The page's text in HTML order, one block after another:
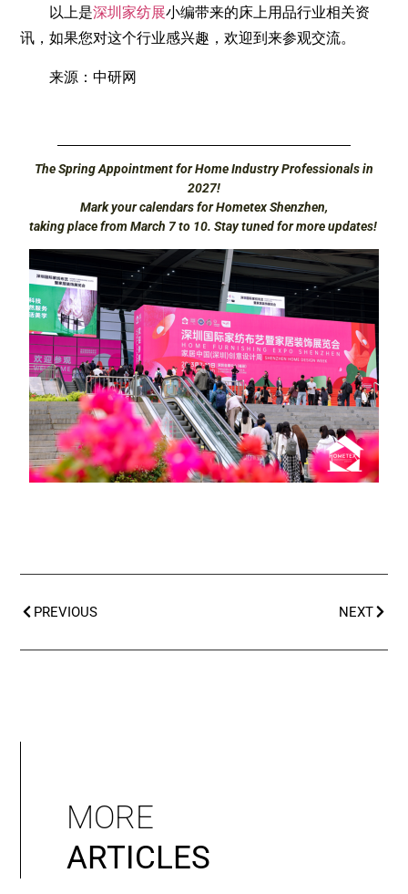
以上是深圳家纺展小编带来的床上用品行业相关资
讯，如果您对这个行业感兴趣，欢迎到来参观交流。
来源：中研网
The Spring Appointment for Home Industry Professionals in
2027!
Mark your calendars for Hometex Shenzhen,
taking place from March 7 to 10. Stay tuned for more updates!
PREVIOUS NEXT
MORE
ARTICLES